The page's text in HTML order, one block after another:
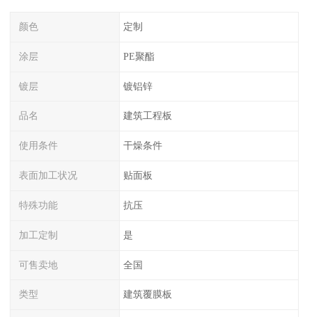
颜色 定制
涂层 PE聚酯
镀层 镀铝锌
品名 建筑工程板
使用条件 干燥条件
表面加工状况 贴面板
特殊功能 抗压
加工定制 是
可售卖地 全国
类型 建筑覆膜板